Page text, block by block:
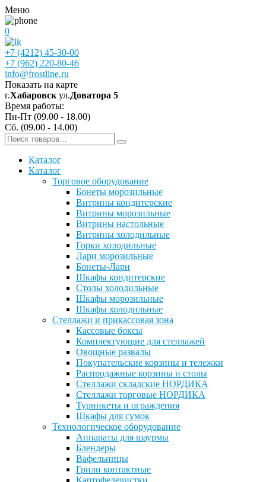
Меню
0
+7 (4212) 45-30-00
+7 (962) 220-80-46
info@frostline.ru
Показать на карте
г.Хабаровск ул.Доватора 5
Время работы:
Пн-Пт (09.00 - 18.00)
Сб. (09.00 - 14.00)
Каталог
Каталог
Торговое оборудование
Бонеты морозильные
Витрины кондитерские
Витрины морозильные
Витрины настольные
Витрины холодильные
Горки холодильные
Лари морозильные
Бонеты-Лари
Шкафы кондитерские
Столы холодильные
Шкафы морозильные
Шкафы холодильные
Стеллажи и прикассовая зона
Кассовые боксы
Комплектующие для стеллажей
Овощные развалы
Покупательские корзины и тележки
Распродажные корзины и столы
Стеллажи складские НОРДИКА
Стеллажи торговые НОРДИКА
Турникеты и ограждения
Шкафы для сумок
Технологическое оборудование
Аппараты для шаурмы
Блендеры
Вафельницы
Грили контактные
Картофелечистки